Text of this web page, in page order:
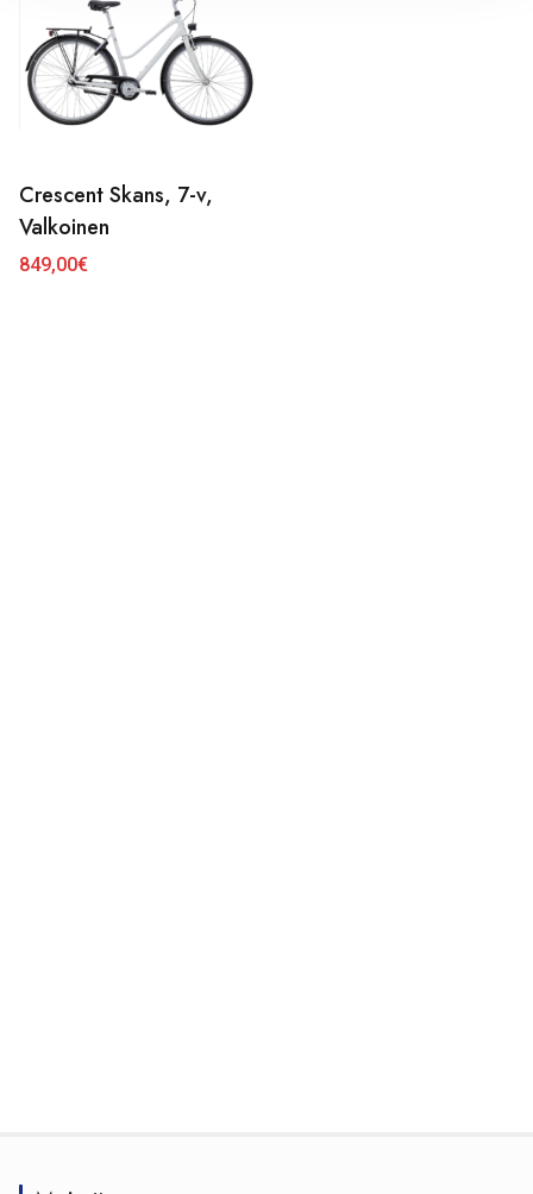
Crescent Skans, 7-v,
Valkoinen
849,00€